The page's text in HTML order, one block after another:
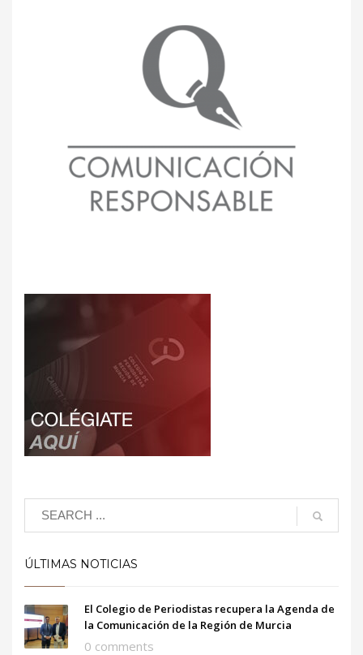
ÚLTIMAS NOTICIAS
El Colegio de Periodistas recupera la Agenda de
la Comunicación de la Región de Murcia
0 comments